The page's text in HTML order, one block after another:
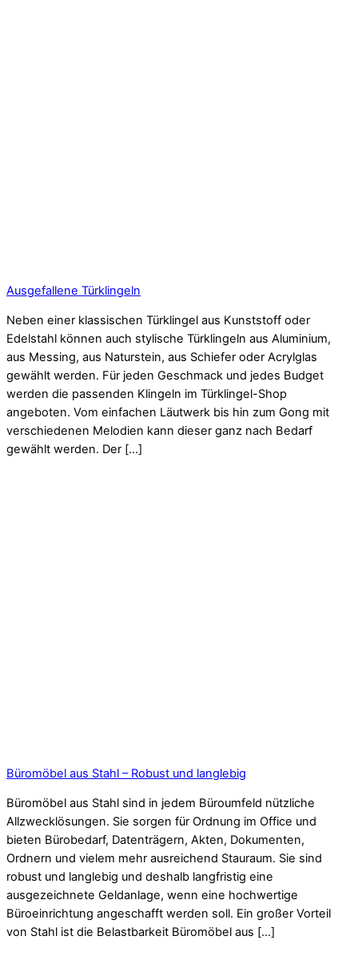
Ausgefallene Türklingeln
Neben einer klassischen Türklingel aus Kunststoff oder
Edelstahl können auch stylische Türklingeln aus Aluminium,
aus Messing, aus Naturstein, aus Schiefer oder Acrylglas
gewählt werden. Für jeden Geschmack und jedes Budget
werden die passenden Klingeln im Türklingel-Shop
angeboten. Vom einfachen Läutwerk bis hin zum Gong mit
verschiedenen Melodien kann dieser ganz nach Bedarf
gewählt werden. Der […]
Büromöbel aus Stahl – Robust und langlebig
Büromöbel aus Stahl sind in jedem Büroumfeld nützliche
Allzwecklösungen. Sie sorgen für Ordnung im Office und
bieten Bürobedarf, Datenträgern, Akten, Dokumenten,
Ordnern und vielem mehr ausreichend Stauraum. Sie sind
robust und langlebig und deshalb langfristig eine
ausgezeichnete Geldanlage, wenn eine hochwertige
Büroeinrichtung angeschafft werden soll. Ein großer Vorteil
von Stahl ist die Belastbarkeit Büromöbel aus […]